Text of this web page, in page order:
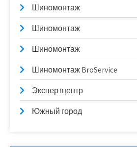
Шиномонтаж
Шиномонтаж
Шиномонтаж
Шиномонтаж BroService
Экспертцентр
Южный город